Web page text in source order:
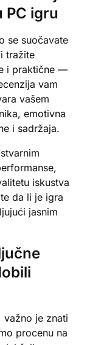
PC igru
se suočavate
tražite
i praktične —
vam
vašem
emotivna
i sadržaja.
iskustva
da li je igra
jasnim
važno je znati
procenu na